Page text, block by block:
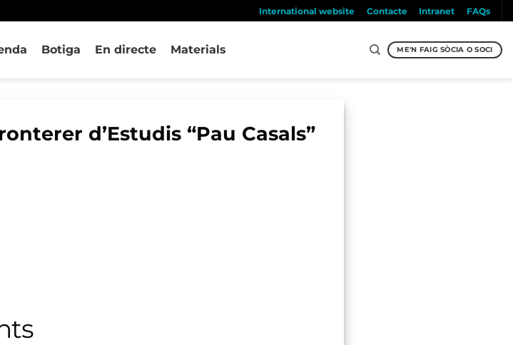
International website Contacte Intranet FAQs
Botiga En directe Materials ME'N FAIG SÒCIA O SOCI
d’Estudis “Pau Casals”